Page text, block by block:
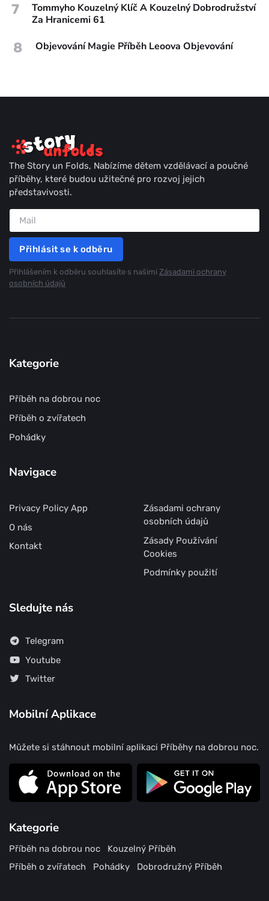
7
Tommyho Kouzelný Klíč A Kouzelný Dobrodružství
Za Hranicemi 61
8 Objevování Magie Příběh Leoova Objevování
The Story un Folds, Nabízíme dětem vzdělávací a poučné
příběhy, které budou užitečné pro rozvoj jejich
představivosti.
Přihlásit se k odběru
Přihlášením k odběru souhlasíte s našimi Zásadami ochrany
osobních údajů
Kategorie
Příběh na dobrou noc
Příběh o zvířatech
Pohádky
Navigace
Privacy Policy App
O nás
Kontakt
Zásadami ochrany
osobních údajů
Zásady Používání
Cookies
Podmínky použití
Sledujte nás
Telegram
Youtube
Twitter
Mobilní Aplikace
Můžete si stáhnout mobilní aplikaci Příběhy na dobrou noc.
Kategorie
Příběh na dobrou noc
Kouzelný Příběh
Příběh o zvířatech
Pohádky Dobrodružný Příběh